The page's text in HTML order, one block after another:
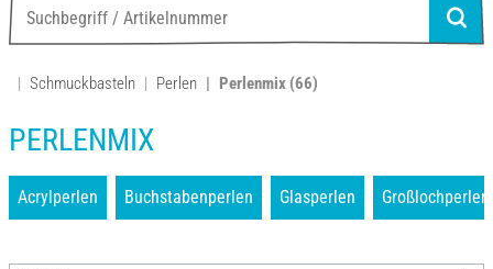
Schmuckbasteln Perlen Perlenmix (66)
PERLENMIX
Acrylperlen Buchstabenperlen Glasperlen Großlochperlen